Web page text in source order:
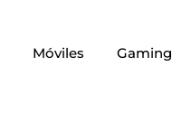
Móviles Gaming